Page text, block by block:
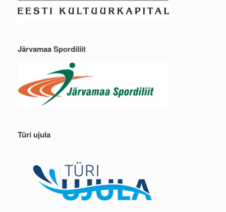
Järvamaa Spordiliit
Türi ujula